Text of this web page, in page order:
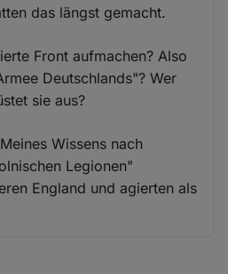
das längst gemacht.
Front aufmachen? Also
Deutschlands"? Wer
sie aus?
Wissens nach
Legionen"
England und agierten als